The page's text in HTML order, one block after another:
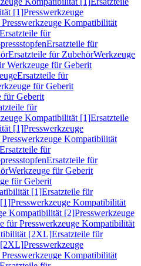
[1]Presswerkzeuge
Kompatibilität
Ersatzteile für
Ersatzteile für
Ersatzteile für ZubehörWerkzeuge
Werkzeuge für Geberit
Ersatzteile für
für Geberit
für Geberit
für
Kompatibilität [1]Ersatzteile
[1]Presswerkzeuge
Kompatibilität
Ersatzteile für
Ersatzteile für
Werkzeuge für Geberit
für Geberit
[1]Ersatzteile für
Presswerkzeuge Kompatibilität
Kompatibilität [2]Presswerkzeuge
für Presswerkzeuge Kompatibilität
[2XL]Ersatzteile für
[2XL]Presswerkzeuge
Kompatibilität